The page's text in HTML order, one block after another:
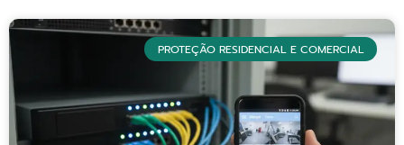
PROTEÇÃO RESIDENCIAL E COMERCIAL